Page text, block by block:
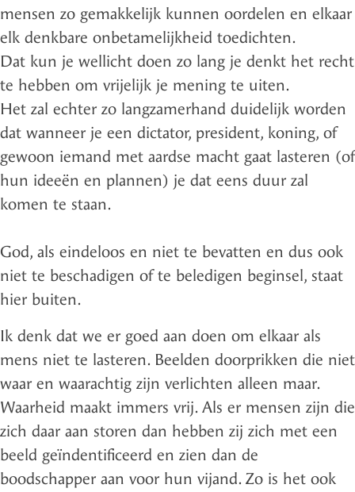
mensen zo gemakkelijk kunnen oordelen en elkaar
elk denkbare onbetamelijkheid toedichten.
Dat kun je wellicht doen zo lang je denkt het recht
te hebben om vrijelijk je mening te uiten.
Het zal echter zo langzamerhand duidelijk worden
dat wanneer je een dictator, president, koning, of
gewoon iemand met aardse macht gaat lasteren (of
hun ideeën en plannen) je dat eens duur zal
komen te staan.
God, als eindeloos en niet te bevatten en dus ook
niet te beschadigen of te beledigen beginsel, staat
hier buiten.
Ik denk dat we er goed aan doen om elkaar als
mens niet te lasteren. Beelden doorprikken die niet
waar en waarachtig zijn verlichten alleen maar.
Waarheid maakt immers vrij. Als er mensen zijn die
zich daar aan storen dan hebben zij zich met een
beeld geïndentificeerd en zien dan de
boodschapper aan voor hun vijand. Zo is het ook